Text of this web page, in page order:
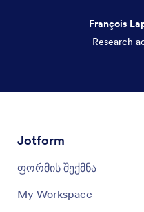
François
Research
Jotform
ფორმის შექმნა
My Workspace